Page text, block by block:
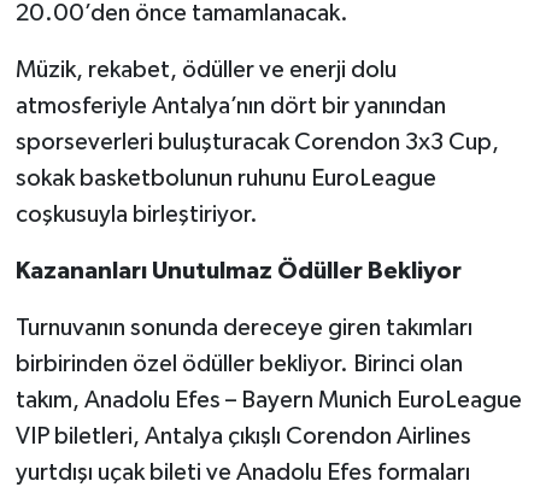
20.00’den önce tamamlanacak.
Müzik, rekabet, ödüller ve enerji dolu
atmosferiyle Antalya’nın dört bir yanından
sporseverleri buluşturacak Corendon 3x3 Cup,
sokak basketbolunun ruhunu EuroLeague
coşkusuyla birleştiriyor.
Kazananları Unutulmaz Ödüller Bekliyor
Turnuvanın sonunda dereceye giren takımları
birbirinden özel ödüller bekliyor. Birinci olan
takım, Anadolu Efes – Bayern Munich EuroLeague
VIP biletleri, Antalya çıkışlı Corendon Airlines
yurtdışı uçak bileti ve Anadolu Efes formaları